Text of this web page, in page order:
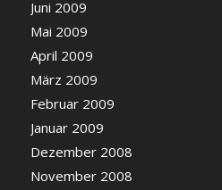
Juni 2009
Mai 2009
April 2009
März 2009
Februar 2009
Januar 2009
Dezember 2008
November 2008